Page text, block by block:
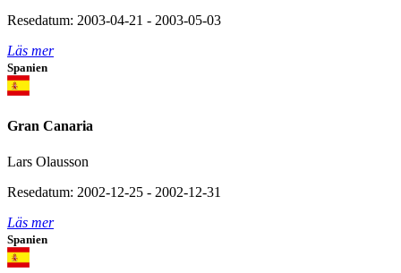
Resedatum: 2003-04-21 - 2003-05-03
Läs mer
Spanien
Gran Canaria
Lars Olausson
Resedatum: 2002-12-25 - 2002-12-31
Läs mer
Spanien